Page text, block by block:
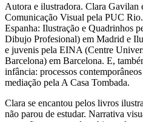
Autora e ilustradora. Clara Gavilan
Comunicação Visual pela PUC
Espanha: Ilustração e Quadrinhos
Dibujo Profesional) em Madrid e
e juvenis pela EINA (Centre
Barcelona) em Barcelona. E,
infância: processos
mediação pela A Casa Tombada.
Clara se encantou pelos livros
não parou de estudar. Narrativa